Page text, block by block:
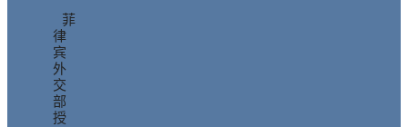
菲
律
宾
外
交
部
授